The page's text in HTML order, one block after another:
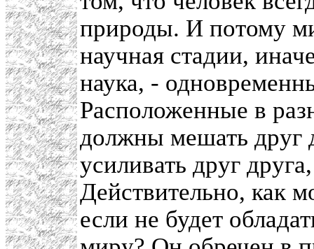
природы. И потому
научная стадии,
наука, -
Расположенные в
должны мешать друг
усиливать друг
Действительно, как
если не будет